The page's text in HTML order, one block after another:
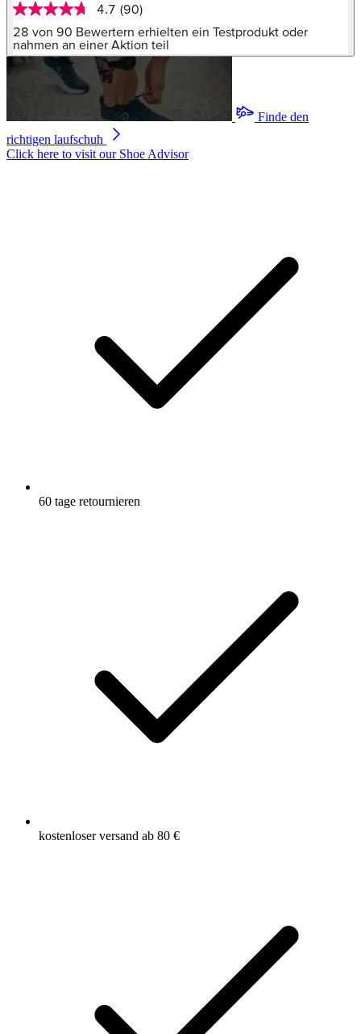
4.7
von
5
Sternen,
Durchschnittswert
Bewertung.
90
Link
auf
4.7 (90)
28 von 90 Bewertern erhielten ein Testprodukt oder
nahmen an einer Aktion teil
Finde den
richtigen laufschuh
Click here to visit our Shoe Advisor
60 tage retournieren
kostenloser versand ab 80 €